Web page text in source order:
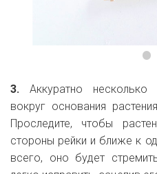
3. Аккуратно
вокруг основания
Проследите, чтобы
стороны рейки и ближе к
всего, оно будет